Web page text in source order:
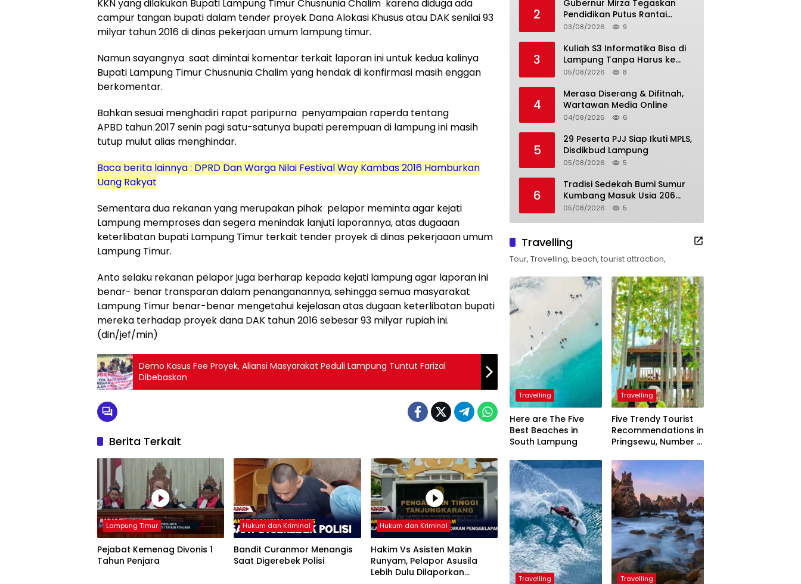
KKN yang dilakukan Bupati Lampung Timur Chusnunia Chalim karena diduga ada
campur tangan bupati dalam tender proyek Dana Alokasi Khusus atau DAK senilai 93
milyar tahun 2016 di dinas pekerjaan umum lampung timur.
Namun sayangnya saat dimintai komentar terkait laporan ini untuk kedua kalinya
Bupati Lampung Timur Chusnunia Chalim yang hendak di konfirmasi masih enggan
berkomentar.
Bahkan sesuai menghadiri rapat paripurna penyampaian raperda tentang
APBD tahun 2017 senin pagi satu-satunya bupati perempuan di lampung ini masih
tutup mulut alias menghindar.
Baca berita lainnya : DPRD Dan Warga Nilai Festival Way Kambas 2016 Hamburkan
Uang Rakyat
Sementara dua rekanan yang merupakan pihak pelapor meminta agar kejati
Lampung memproses dan segera menindak lanjuti laporannya, atas dugaaan
keterlibatan bupati Lampung Timur terkait tender proyek di dinas pekerjaaan umum
Lampung Timur.
Anto selaku rekanan pelapor juga berharap kepada kejati lampung agar laporan ini
benar- benar transparan dalam penanganannya, sehingga semua masyarakat
Lampung Timur benar-benar mengetahui kejelasan atas dugaan keterlibatan bupati
mereka terhadap proyek dana DAK tahun 2016 sebesar 93 milyar rupiah ini.
(din/jef/min)
Demo Kasus Fee Proyek, Aliansi Masyarakat Peduli Lampung Tuntut Farizal
Dibebaskan
Berita Terkait
Lampung Timur
Pejabat Kemenag Divonis 1
Tahun Penjara
Hukum dan Kriminal
Bandit Curanmor Menangis
Saat Digerebek Polisi
Hukum dan Kriminal
Hakim Vs Asisten Makin
Runyam, Pelapor Asusila
Lebih Dulu Dilaporkan
2
Gubernur Mirza Tegaskan
Pendidikan Putus Rantai
Kemiskinan
03/08/2026 9
3
Kuliah S3 Informatika Bisa di
Lampung Tanpa Harus ke
Luar Daerah
05/08/2026 8
4
Merasa Diserang & Difitnah,
Wartawan Media Online
04/08/2026 6
5
29 Peserta PJJ Siap Ikuti MPLS,
Disdikbud Lampung
05/08/2026 5
6
Tradisi Sedekah Bumi Sumur
Kumbang Masuk Usia 206
Tahun
05/08/2026 5
Travelling
Tour, Travelling, beach, tourist attraction,
Travelling
Here are The Five
Best Beaches in
South Lampung
Travelling
Five Trendy Tourist
Recommendations in
Pringsewu, Number 3
President
Travelling Travelling